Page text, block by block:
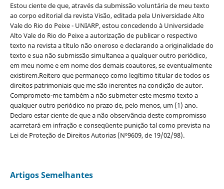
Estou ciente de que, através da submissão voluntária de meu texto
ao corpo editorial da revista Visão, editada pela Universidade Alto
Vale do Rio do Peixe - UNIARP, estou concedendo à Universidade
Alto Vale do Rio do Peixe a autorização de publicar o respectivo
texto na revista a título não oneroso e declarando a originalidade do
texto e sua não submissão simultanea a qualquer outro periódico,
em meu nome e em nome dos demais coautores, se eventualmente
existirem.Reitero que permaneço como legítimo titular de todos os
direitos patrimoniais que me são inerentes na condição de autor.
Comprometo-me também a não submeter este mesmo texto a
qualquer outro periódico no prazo de, pelo menos, um (1) ano.
Declaro estar ciente de que a não observância deste compromisso
acarretará em infração e conseqüente punição tal como prevista na
Lei de Proteção de Direitos Autorias (Nº9609, de 19/02/98).
Artigos Semelhantes